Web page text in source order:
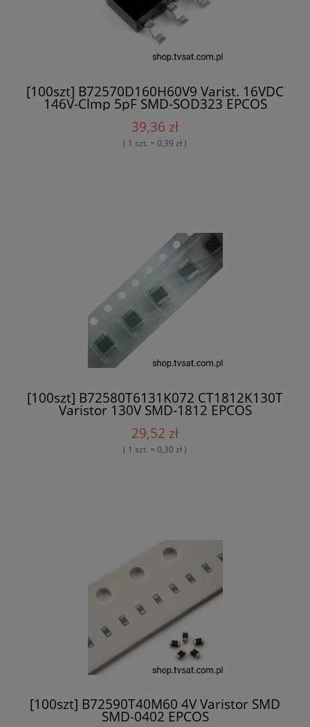
[100szt] B72570D160H60V9 Varist. 16VDC
146V-Clmp 5pF SMD-SOD323 EPCOS
39,36 zł
( 1 szt. = 0,39 zł )
[100szt] B72580T6131K072 CT1812K130T
Varistor 130V SMD-1812 EPCOS
29,52 zł
( 1 szt. = 0,30 zł )
[100szt] B72590T40M60 4V Varistor SMD
SMD-0402 EPCOS